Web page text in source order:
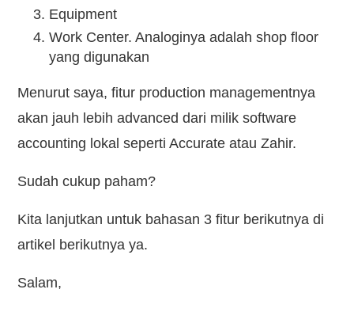
Equipment
Work Center. Analoginya adalah shop floor
yang digunakan
Menurut saya, fitur production managementnya
akan jauh lebih advanced dari milik software
accounting lokal seperti Accurate atau Zahir.
Sudah cukup paham?
Kita lanjutkan untuk bahasan 3 fitur berikutnya di
artikel berikutnya ya.
Salam,